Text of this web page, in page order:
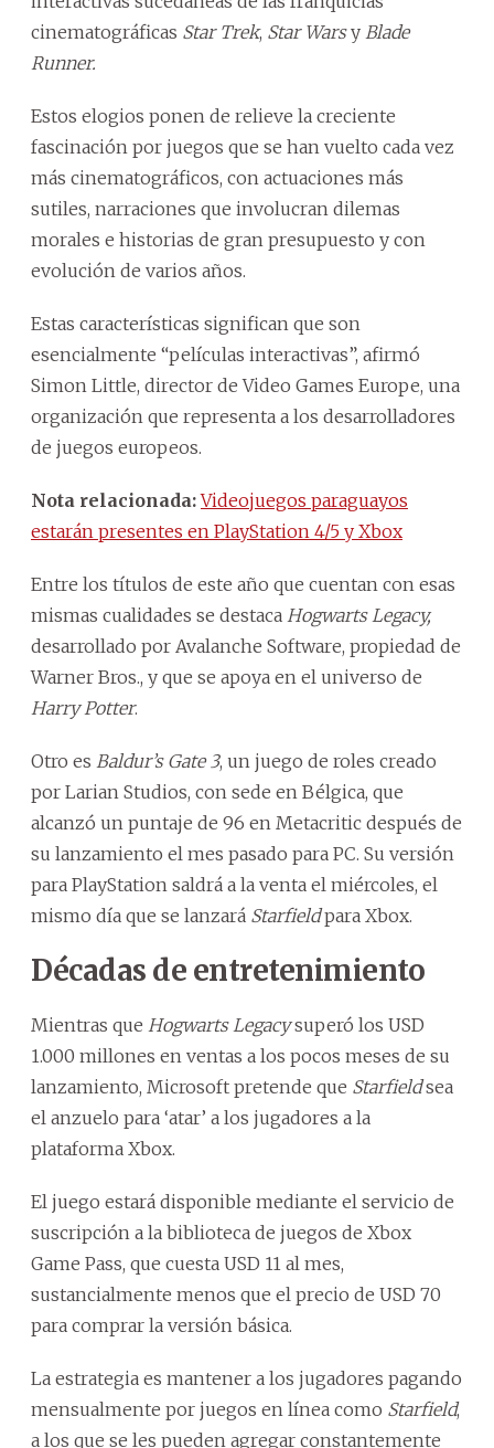
cinematográficas Star Trek, Star Warsy Blade
Runner.
Estos elogios ponen de relieve la creciente
fascinación por juegos que se han vuelto cada vez
más cinematográficos, con actuaciones más
sutiles, narraciones que involucran dilemas
morales e historias de gran presupuesto y con
evolución de varios años.
Estas características significan que son
esencialmente “películas interactivas”, afirmó
Simon Little, director de Video Games Europe, una
organización que representa a los desarrolladores
de juegos europeos.
Nota relacionada: Videojuegos paraguayos
estarán presentes en PlayStation 4/5 y Xbox
Entre los títulos de este año que cuentan con esas
mismas cualidades se destaca Hogwarts Legacy,
desarrollado por Avalanche Software, propiedad de
Warner Bros., y que se apoya en el universo de
Harry Potter.
Otro es Baldur’s Gate 3, un juego de roles creado
por Larian Studios, con sede en Bélgica, que
alcanzó un puntaje de 96 en Metacritic después de
su lanzamiento el mes pasado para PC. Su versión
para PlayStation saldrá a la venta el miércoles, el
mismo día que se lanzará Starfieldpara Xbox.
Décadas de entretenimiento
Mientras que Hogwarts Legacysuperó los USD
1.000 millones en ventas a los pocos meses de su
lanzamiento, Microsoft pretende que Starfieldsea
el anzuelo para ‘atar’ a los jugadores a la
plataforma Xbox.
El juego estará disponible mediante el servicio de
suscripción a la biblioteca de juegos de Xbox
Game Pass, que cuesta USD 11 al mes,
sustancialmente menos que el precio de USD 70
para comprar la versión básica.
La estrategia es mantener a los jugadores pagando
mensualmente por juegos en línea como Starfield,
a los que se les pueden agregar constantemente